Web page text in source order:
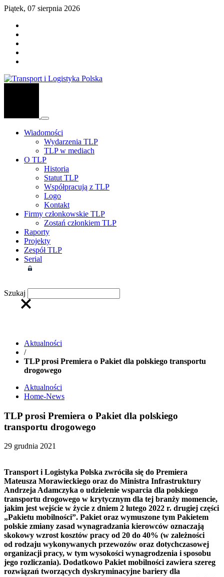
Piątek, 07 sierpnia 2026
Wiadomości
Wydarzenia TLP
TLP w mediach
O TLP
Historia
Statut TLP
Współpracują z TLP
Logo
Kontakt
Firmy członkowskie TLP
Zostań członkiem TLP
Raporty
Projekty
Zespół TLP
Serial
Szukaj
Aktualności
/
TLP prosi Premiera o Pakiet dla polskiego transportu
drogowego
Aktualności
Home-News
TLP prosi Premiera o Pakiet dla polskiego
transportu drogowego
29 grudnia 2021
Transport i Logistyka Polska zwróciła się do Premiera
Mateusza Morawieckiego oraz do Ministra Infrastruktury
Andrzeja Adamczyka o udzielenie wsparcia dla polskiego
transportu drogowego w krytycznym dla tej branży momencie,
jakim jest wejście w życie z dniem 2 lutego 2022 r. drugiej części
„Pakietu mobilności”. Pakiet oraz wymuszone tym Pakietem
polskie zmiany zasad wynagradzania kierowców oznaczają
skokowy wzrost kosztów pracy od 20 do 40% (w zależności
od rodzaju wykonywanych przewozów oraz dotychczasowej
organizacji pracy, w tym wysokości wynagrodzenia i sposobu
jego rozliczania). Dodatkowo Pakiet mobilności zawiera szereg
rozwiązań tworzących dyskryminacyjne bariery dla